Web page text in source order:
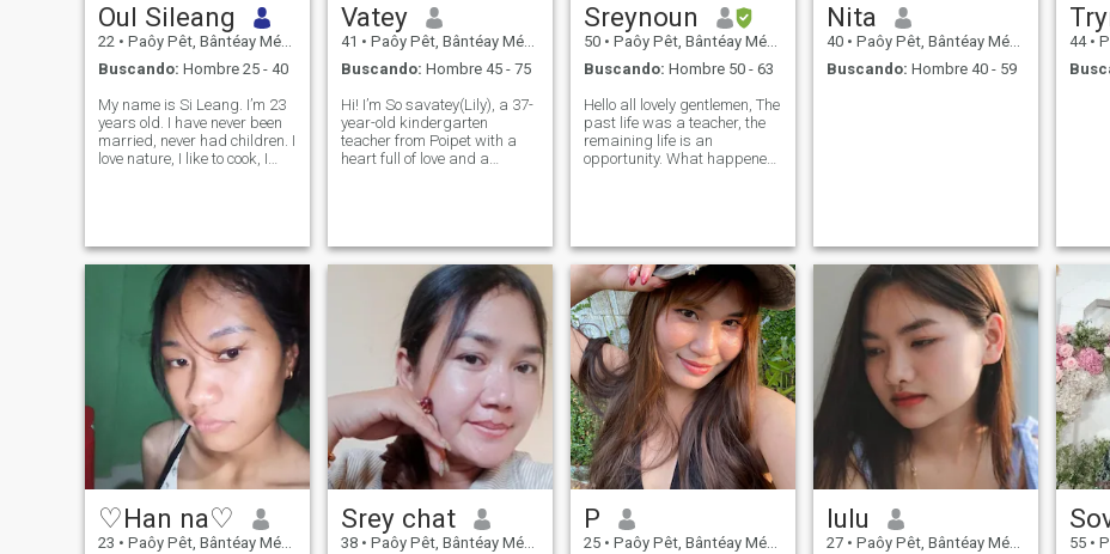
Oul Sileang
22 • Paôy Pêt, Bântéay Méan Cheăy, Cambolla
Buscando: Hombre 25 - 40
My name is Si Leang. I’m 23
years old. I have never been
married, never had children. I
love nature, I like to cook, I
Vatey
41 • Paôy Pêt, Bântéay Méan Cheăy, Cambolla
Buscando: Hombre 45 - 75
Hi! I’m So savatey(Lily), a 37-
year-old kindergarten
teacher from Poipet with a
heart full of love and a
meaningful moments—
whether through reading
Sreynoun
50 • Paôy Pêt, Bântéay Méan Cheăy, Cambolla
Buscando: Hombre 50 - 63
Hello all lovely gentlemen, The
past life was a teacher, the
remaining life is an
opportunity. What happened
life in the future.
Nita
40 • Paôy Pêt, Bântéay Méan Cheăy, Cambolla
Buscando: Hombre 40 - 59
44 •
♡Han na♡
23 • Paôy Pêt, Bântéay Méan Cheăy, Cambolla
Srey chat
38 • Paôy Pêt, Bântéay Méan Cheăy, Cambolla
P
25 • Paôy Pêt, Bântéay Méan Cheăy, Cambolla
lulu
27 • Paôy Pêt, Bântéay Méan Cheăy, Cambolla
55 •